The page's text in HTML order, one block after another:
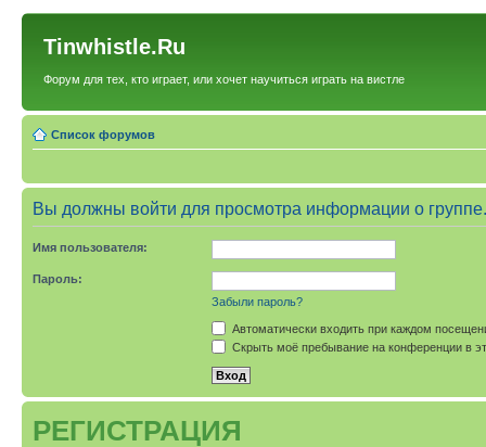
Tinwhistle.Ru
Форум для тех, кто играет, или хочет научиться играть на вистле
Список форумов
Вы должны войти для просмотра информации о группе.
Имя пользователя:
Пароль:
Забыли пароль?
Автоматически входить при каждом
Скрыть моё пребывание на конференции в
РЕГИСТРАЦИЯ